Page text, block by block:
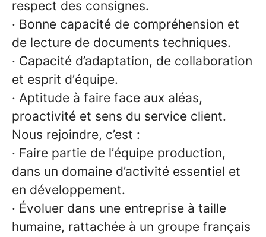
respect des consignes.
· Bonne capacité de compréhension et
de lecture de documents techniques.
· Capacité d’adaptation, de collaboration
et esprit d’équipe.
· Aptitude à faire face aux aléas,
proactivité et sens du service client.
Nous rejoindre, c’est :
· Faire partie de l’équipe production,
dans un domaine d’activité essentiel et
en développement.
· Évoluer dans une entreprise à taille
humaine, rattachée à un groupe français